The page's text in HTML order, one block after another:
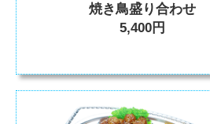
焼き鳥盛り合わせ
5,400円